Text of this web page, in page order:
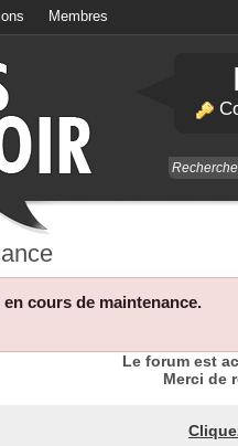
Membres
cours de maintenance.
Le forum est
Merci de